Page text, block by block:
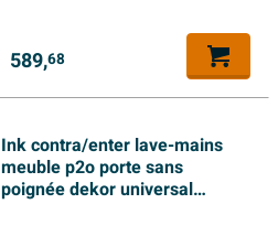
589,68
Ink contra/enter lave-mains
meuble p2o porte sans
poignée dekor universal